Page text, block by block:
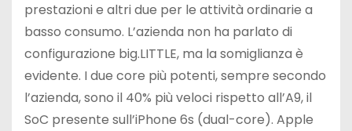
prestazioni e altri due per le attività ordinarie a
basso consumo. L’azienda non ha parlato di
configurazione big.LITTLE, ma la somiglianza è
evidente. I due core più potenti, sempre secondo
l’azienda, sono il 40% più veloci rispetto all’A9, il
SoC presente sull’iPhone 6s (dual-core). Apple